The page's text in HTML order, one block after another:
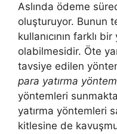
Aslında ödeme
oluşturuyor. Bunun
kullanıcının farklı
olabilmesidir. Öte
tavsiye edilen
para yatırma
yöntemleri
yatırma yöntemleri
kitlesine de